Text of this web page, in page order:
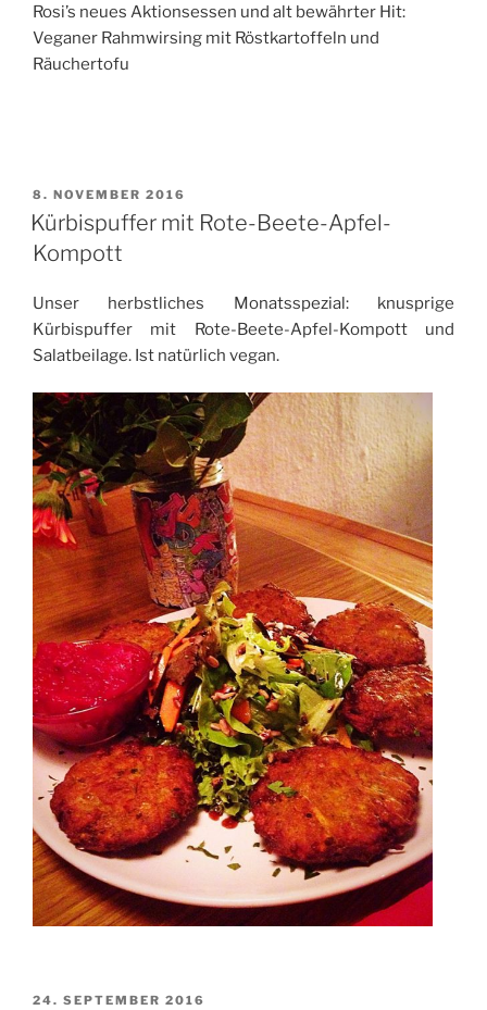
Rosi’s neues Aktionsessen und alt bewährter Hit:
Veganer Rahmwirsing mit Röstkartoffeln und
Räuchertofu
VERÖFFENTLICHT
AM
8. NOVEMBER 2016
Kürbispuffer mit Rote-Beete-Apfel-
Kompott
Unser herbstliches Monatsspezial: knusprige
Kürbispuffer mit Rote-Beete-Apfel-Kompott und
Salatbeilage. Ist natürlich vegan.
VERÖFFENTLICHT
24. SEPTEMBER 2016